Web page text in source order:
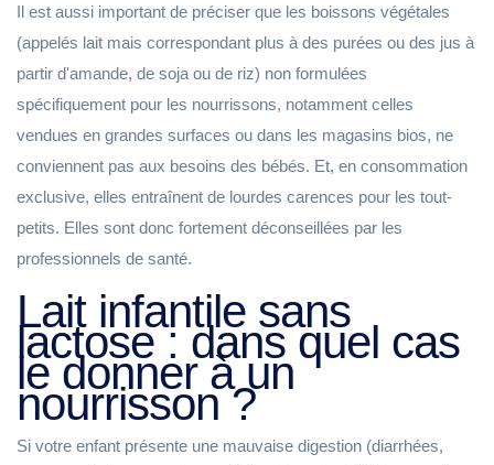
Il est aussi important de préciser que les boissons végétales
(appelés lait mais correspondant plus à des purées ou des jus à
partir d'amande, de soja ou de riz) non formulées
spécifiquement pour les nourrissons, notamment celles
vendues en grandes surfaces ou dans les magasins bios, ne
conviennent pas aux besoins des bébés. Et, en consommation
exclusive, elles entraînent de lourdes carences pour les tout-
petits. Elles sont donc fortement déconseillées par les
professionnels de santé.
Lait infantile sans
lactose : dans quel cas
le donner à un
nourrisson ?
Si votre enfant présente une mauvaise digestion (diarrhées,